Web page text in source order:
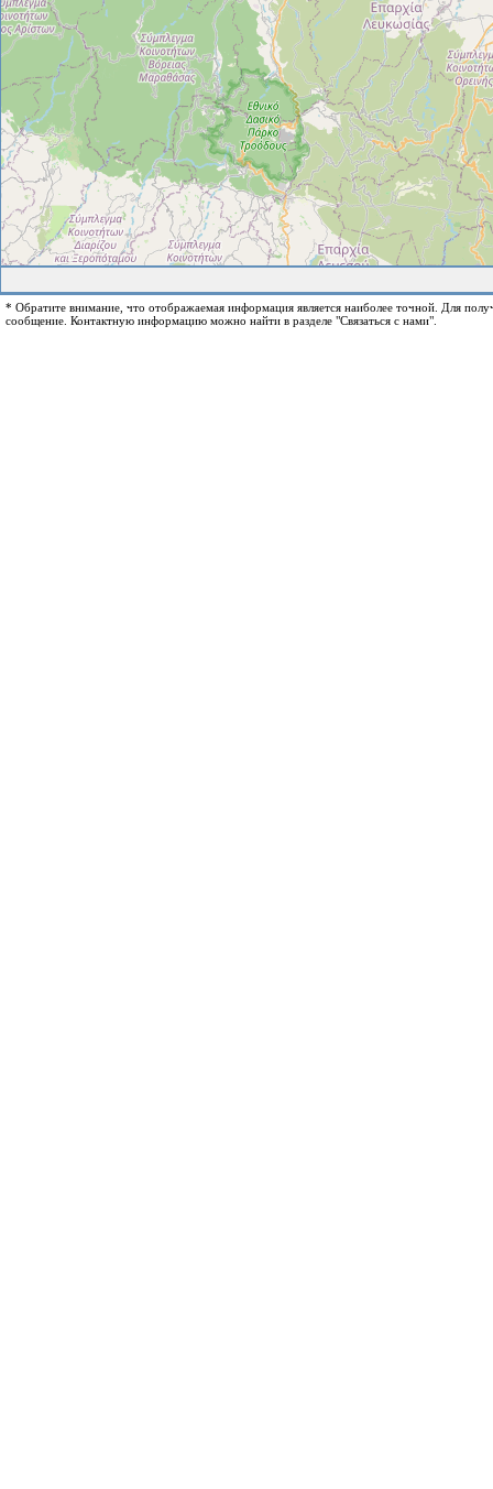
* Обратите внимание, что отображаемая информация является наиболее точной. Для
сообщение. Контактную информацию можно найти в разделе "Связаться с нами".